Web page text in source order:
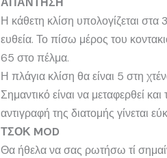
Η κάθετη κλίση υπολογίζεται στα
ευθεία. Το πίσω μέρος του
65 στο πέλμα.
Η πλάγια κλίση θα είναι 5 στη
Σημαντικό είναι να μεταφερθεί
αντιγραφή της διατομής γίνεται
ΤΣΟΚ MOD
Θα ήθελα να σας ρωτήσω τί